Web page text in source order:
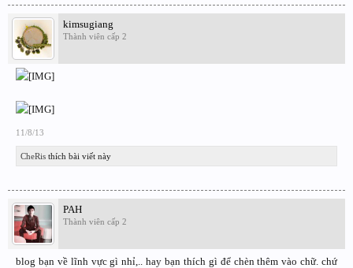
kimsugiang
Thành viên cấp 2
11/8/13
CheRis thích bài viết này
PAH
Thành viên cấp 2
blog bạn về lĩnh vực gì nhỉ,.. hay bạn thích gì để chèn thêm vào chữ. chứ